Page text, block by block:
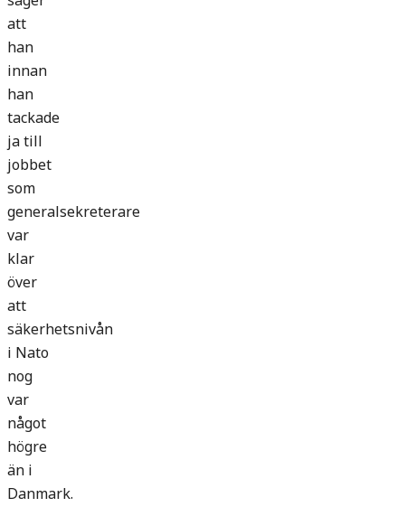
att
han
innan
han
tackade
ja till
jobbet
som
generalsekreterare
var
klar
över
att
säkerhetsnivån
i Nato
nog
var
något
högre
än i
Danmark.